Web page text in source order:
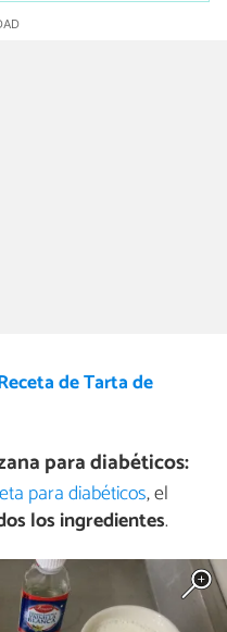
de Tarta de
para diabéticos:
para diabéticos, el
los ingredientes.